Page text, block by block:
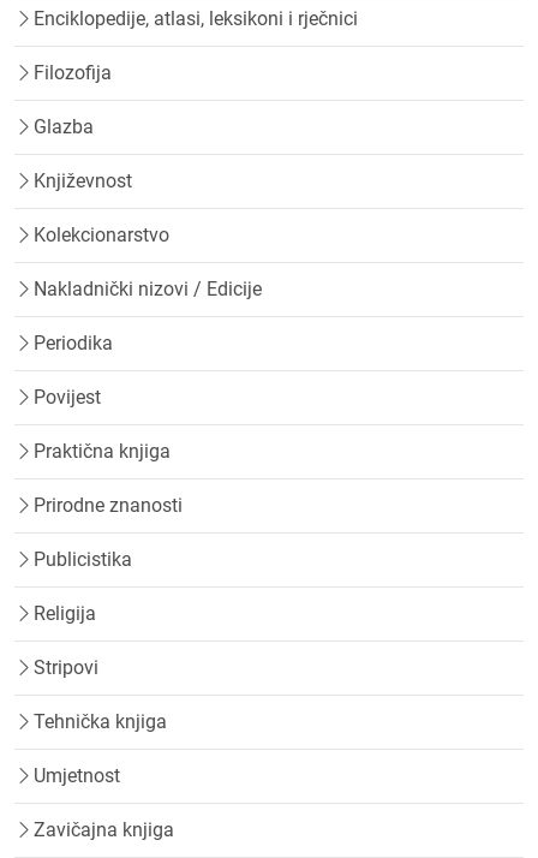
Enciklopedije, atlasi, leksikoni i rječnici
Filozofija
Glazba
Književnost
Kolekcionarstvo
Nakladnički nizovi / Edicije
Periodika
Povijest
Praktična knjiga
Prirodne znanosti
Publicistika
Religija
Stripovi
Tehnička knjiga
Umjetnost
Zavičajna knjiga